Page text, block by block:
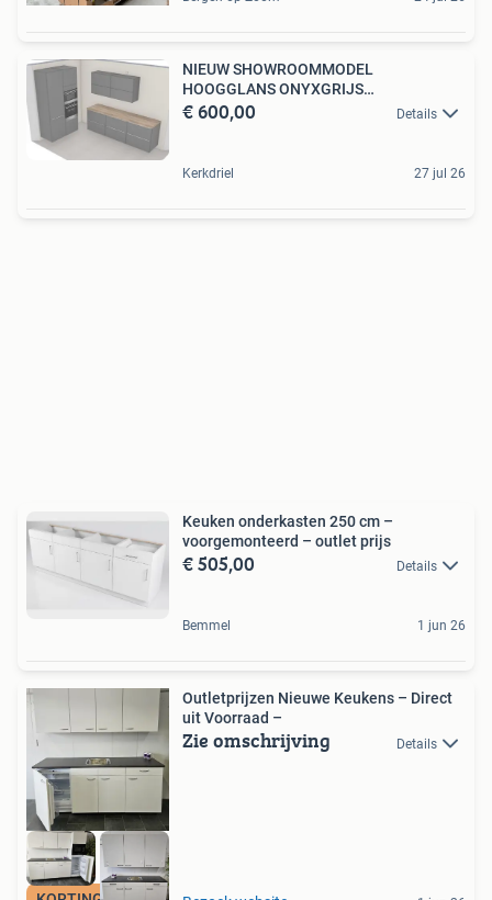
NIEUW SHOWROOMMODEL
HOOGGLANS ONYXGRIJS
KEUKENMEUBELEN
€ 600,00 Details
Kerkdriel 27 jul 26
Keuken onderkasten 250 cm –
voorgemonteerd – outlet prijs
€ 505,00 Details
Bemmel 1 jun 26
Outletprijzen Nieuwe Keukens – Direct
uit Voorraad –
Zie omschrijving Details